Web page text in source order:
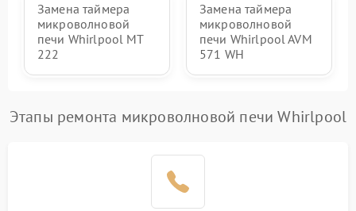
Замена таймера
микроволновой
печи Whirlpool MT
222
Замена таймера
микроволновой
печи Whirlpool AVM
571 WH
Этапы ремонта микроволновой печи Whirlpool